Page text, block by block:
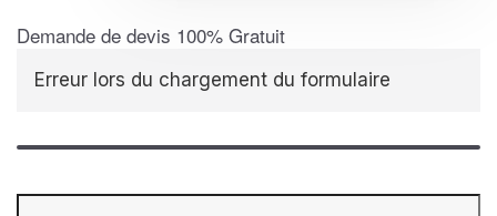
Demande de devis 100% Gratuit
Erreur lors du chargement du formulaire